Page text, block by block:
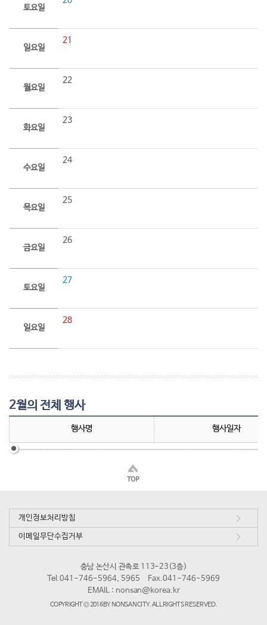
토요일
일요일
21
월요일
22
화요일
23
수요일
24
목요일
25
금요일
26
토요일
27
일요일
28
2월의 전체 행사
행사명 행사일자
개인정보처리방침
이메일무단수집거부
충남 논산시 관촉로 113-23(3층)
Tel.041-746-5964, 5965
Fax.041-746-5969
EMAIL : nonsan@korea.kr
COPYRIGHT © 2016 BY NONSAN CITY. ALL RIGHTS RESERVED.